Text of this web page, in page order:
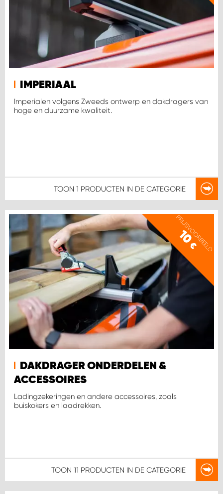
IMPERIAAL
Imperialen volgens Zweeds ontwerp en dakdragers van
hoge en duurzame kwaliteit.
TOON 1 PRODUCTEN IN DE CATEGORIE
PRIJSVOORBEELD
10
€
DAKDRAGER ONDERDELEN &
ACCESSOIRES
Ladingzekeringen en andere accessoires, zoals
buiskokers en laadrekken.
TOON 11 PRODUCTEN IN DE CATEGORIE
WORK SYSTEM KOOTWIJKERBROEK
WORK SYSTEM LOPIK AUTOSERVICE BENSCHOP
WORK SYSTEM LOPIK GARAGE STUIVENBERG
WORK SYSTEM NIEUWEGEIN
WORK SYSTEM REEUWIJK
WORK SYSTEM RIDDERKERK
WORK SYSTEM SIMPELVELD
WORK SYSTEM UITHOORN
WORK SYSTEM WILLEMSTAD
WORK SYSTEM ZIERIKZEE